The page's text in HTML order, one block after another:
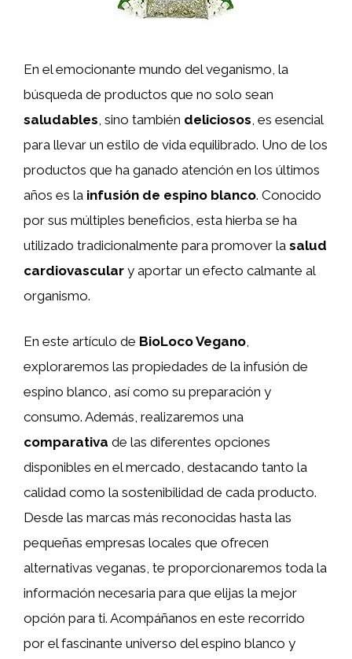
En el emocionante mundo del veganismo, la
búsqueda de productos que no solo sean
saludables, sino también deliciosos, es esencial
para llevar un estilo de vida equilibrado. Uno de los
productos que ha ganado atención en los últimos
años es la infusión de espino blanco. Conocido
por sus múltiples beneficios, esta hierba se ha
utilizado tradicionalmente para promover la salud
cardiovascular y aportar un efecto calmante al
organismo.
En este artículo de BioLoco Vegano
exploraremos las propiedades de la infusión de
espino blanco, así como su preparación y
consumo. Además, realizaremos una
comparativa de las diferentes opciones
disponibles en el mercado, destacando tanto la
calidad como la sostenibilidad de cada producto.
Desde las marcas más reconocidas hasta las
pequeñas empresas locales que ofrecen
alternativas veganas, te proporcionaremos toda la
información necesaria para que elijas la mejor
opción para ti. Acompáñanos en este recorrido
por el fascinante universo del espino blanco y